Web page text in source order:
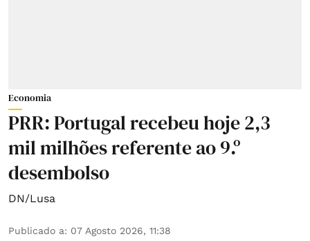
Economia
PRR: Portugal recebeu hoje 2,3
mil milhões referente ao 9.º
desembolso
DN/Lusa
Publicado a: 07 Agosto 2026, 11:38